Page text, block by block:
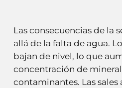
Las consecuencias de la
allá de la falta de agua.
bajan de nivel, lo que
concentración de
contaminantes. Las sales